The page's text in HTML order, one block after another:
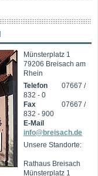
Münsterplatz 1
79206 Breisach am
Rhein
Telefon
07667 /
832 - 0
Fax
07667 /
832 - 900
E-Mail
info@breisach.de
Unsere Standorte:
Rathaus Breisach
Münsterplatz 1